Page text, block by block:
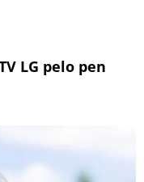
LG pelo pen